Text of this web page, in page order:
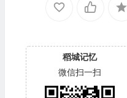
稻城记忆
微信扫一扫